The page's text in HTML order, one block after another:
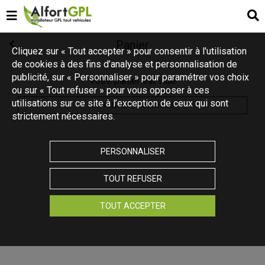
Votre panier est vide
CONTINUER VOS ACHATS
Cliquez sur « Tout accepter » pour consentir à l'utilisation
de cookies à des fins d’analyse et personnalisation de
publicité, sur « Personnaliser » pour paramétrer vos choix
ou sur « Tout refuser » pour vous opposer à ces
utilisations sur ce site à l’exception de ceux qui sont
strictement nécessaires.
PERSONNALISER
TOUT REFUSER
TOUT ACCEPTER